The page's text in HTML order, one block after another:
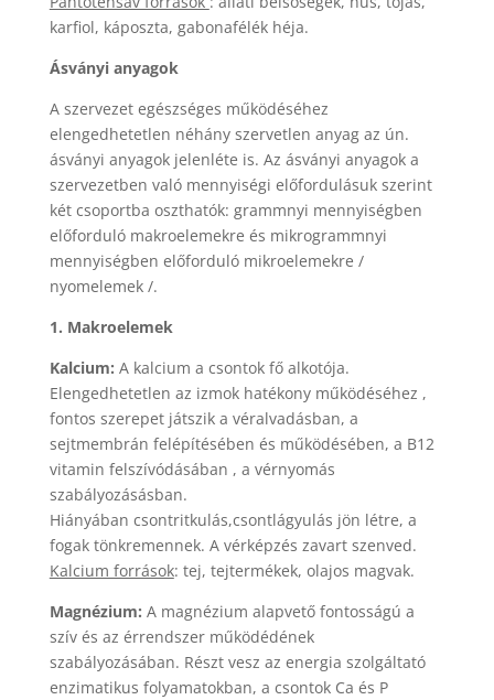
karfiol, káposzta, gabonafélék héja.
Ásványi anyagok
A szervezet egészséges működéséhez
elengedhetetlen néhány szervetlen anyag az ún.
ásványi anyagok jelenléte is. Az ásványi anyagok a
szervezetben való mennyiségi előfordulásuk szerint
két csoportba oszthatók: grammnyi mennyiségben
előforduló makroelemekre és mikrogrammnyi
mennyiségben előforduló mikroelemekre /
nyomelemek /.
1. Makroelemek
Kalcium: A kalcium a csontok fő alkotója.
Elengedhetetlen az izmok hatékony működéséhez ,
fontos szerepet játszik a véralvadásban, a
sejtmembrán felépítésében és működésében, a B12
vitamin felszívódásában , a vérnyomás
szabályozásásban.
Hiányában csontritkulás,csontlágyulás jön létre, a
fogak tönkremennek. A vérképzés zavart szenved.
Kalcium források: tej, tejtermékek, olajos magvak.
Magnézium: A magnézium alapvető fontosságú a
szív és az érrendszer működédének
szabályozásában. Részt vesz az energia szolgáltató
enzimatikus folyamatokban, a csontok Ca és P